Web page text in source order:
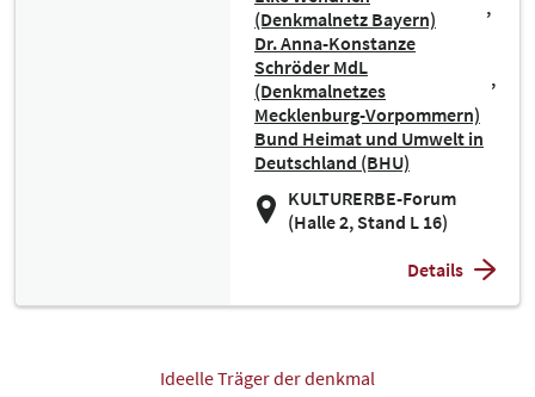
(Denkmalnetz Bayern)
Dr. Anna-Konstanze
Schröder MdL
(Denkmalnetzes
Mecklenburg-Vorpommern)
Bund Heimat und Umwelt in
Deutschland (BHU)
KULTURERBE-Forum
(Halle 2, Stand L 16)
Details
Ideelle Träger der denkmal